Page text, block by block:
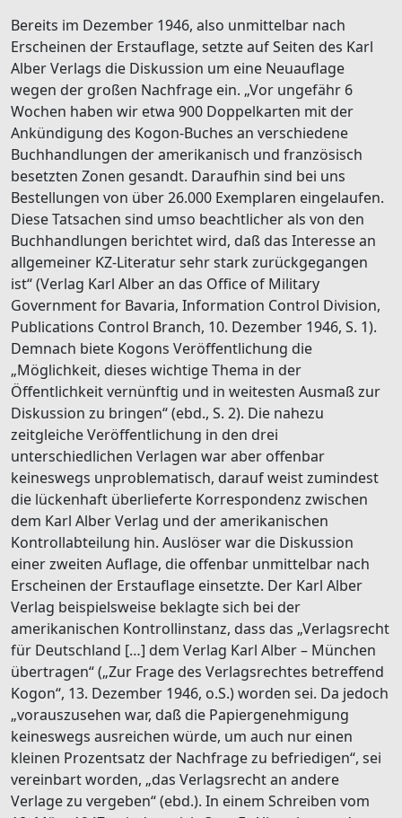
Bereits im Dezember 1946, also unmittelbar nach
Erscheinen der Erstauflage, setzte auf Seiten des Karl
Alber Verlags die Diskussion um eine Neuauflage
wegen der großen Nachfrage ein. „Vor ungefähr 6
Wochen haben wir etwa 900 Doppelkarten mit der
Ankündigung des Kogon-Buches an verschiedene
Buchhandlungen der amerikanisch und französisch
besetzten Zonen gesandt. Daraufhin sind bei uns
Bestellungen von über 26.000 Exemplaren eingelaufen.
Diese Tatsachen sind umso beachtlicher als von den
Buchhandlungen berichtet wird, daß das Interesse an
allgemeiner KZ-Literatur sehr stark zurückgegangen
ist“ (Verlag Karl Alber an das Office of Military
Government for Bavaria, Information Control Division,
Publications Control Branch, 10. Dezember 1946, S. 1).
Demnach biete Kogons Veröffentlichung die
„Möglichkeit, dieses wichtige Thema in der
Öffentlichkeit vernünftig und in weitesten Ausmaß zur
Diskussion zu bringen“ (ebd., S. 2). Die nahezu
zeitgleiche Veröffentlichung in den drei
unterschiedlichen Verlagen war aber offenbar
keineswegs unproblematisch, darauf weist zumindest
die lückenhaft überlieferte Korrespondenz zwischen
dem Karl Alber Verlag und der amerikanischen
Kontrollabteilung hin. Auslöser war die Diskussion
einer zweiten Auflage, die offenbar unmittelbar nach
Erscheinen der Erstauflage einsetzte. Der Karl Alber
Verlag beispielsweise beklagte sich bei der
amerikanischen Kontrollinstanz, dass das „Verlagsrecht
für Deutschland […] dem Verlag Karl Alber – München
übertragen“ („Zur Frage des Verlagsrechtes betreffend
Kogon“, 13. Dezember 1946, o.S.) worden sei. Da jedoch
„vorauszusehen war, daß die Papiergenehmigung
keineswegs ausreichen würde, um auch nur einen
kleinen Prozentsatz der Nachfrage zu befriedigen“, sei
vereinbart worden, „das Verlagsrecht an andere
Verlage zu vergeben“ (ebd.). In einem Schreiben vom